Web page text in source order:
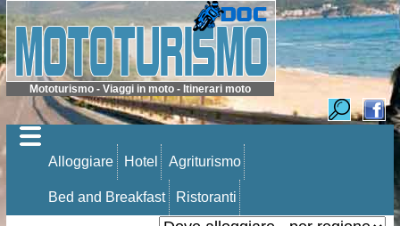
Mototurismo - Viaggi in moto - Itinerari moto
Alloggiare Hotel Agriturismo
Bed and Breakfast Ristoranti